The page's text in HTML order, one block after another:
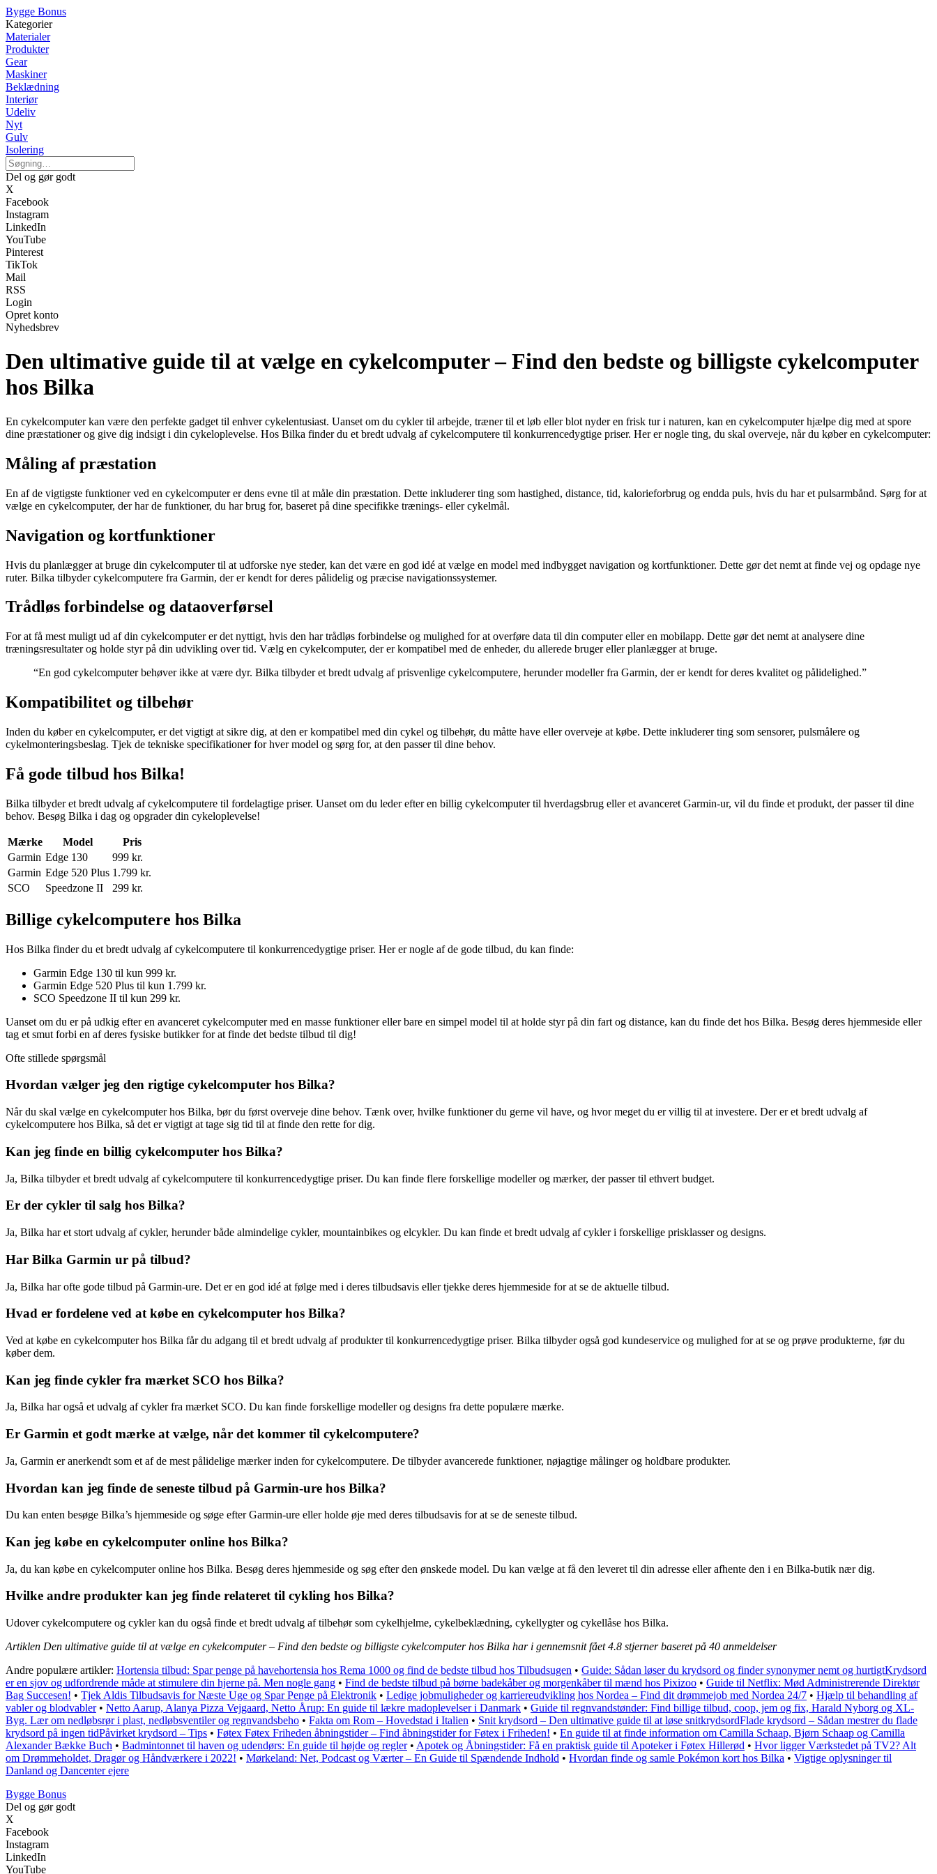
Bygge Bonus
Kategorier
Materialer
Produkter
Gear
Maskiner
Beklædning
Interiør
Udeliv
Nyt
Gulv
Isolering
Del og gør godt
X
Facebook
Instagram
LinkedIn
YouTube
Pinterest
TikTok
Mail
RSS
Login
Opret konto
Nyhedsbrev
Den ultimative guide til at vælge en cykelcomputer – Find den bedste og billigste cykelcomputer
hos Bilka
En cykelcomputer kan være den perfekte gadget til enhver cykelentusiast. Uanset om du cykler til arbejde, træner til et løb eller blot nyder en frisk tur i naturen, kan en cykelcomputer hjælpe dig med at spore
dine præstationer og give dig indsigt i din cykeloplevelse. Hos Bilka finder du et bredt udvalg af cykelcomputere til konkurrencedygtige priser. Her er nogle ting, du skal overveje, når du køber en cykelcomputer:
Måling af præstation
En af de vigtigste funktioner ved en cykelcomputer er dens evne til at måle din præstation. Dette inkluderer ting som hastighed, distance, tid, kalorieforbrug og endda puls, hvis du har et pulsarmbånd. Sørg for at
vælge en cykelcomputer, der har de funktioner, du har brug for, baseret på dine specifikke trænings- eller cykelmål.
Navigation og kortfunktioner
Hvis du planlægger at bruge din cykelcomputer til at udforske nye steder, kan det være en god idé at vælge en model med indbygget navigation og kortfunktioner. Dette gør det nemt at finde vej og opdage nye
ruter. Bilka tilbyder cykelcomputere fra Garmin, der er kendt for deres pålidelig og præcise navigationssystemer.
Trådløs forbindelse og dataoverførsel
For at få mest muligt ud af din cykelcomputer er det nyttigt, hvis den har trådløs forbindelse og mulighed for at overføre data til din computer eller en mobilapp. Dette gør det nemt at analysere dine
træningsresultater og holde styr på din udvikling over tid. Vælg en cykelcomputer, der er kompatibel med de enheder, du allerede bruger eller planlægger at bruge.
“En god cykelcomputer behøver ikke at være dyr. Bilka tilbyder et bredt udvalg af prisvenlige cykelcomputere, herunder modeller fra Garmin, der er kendt for deres kvalitet og pålidelighed.”
Kompatibilitet og tilbehør
Inden du køber en cykelcomputer, er det vigtigt at sikre dig, at den er kompatibel med din cykel og tilbehør, du måtte have eller overveje at købe. Dette inkluderer ting som sensorer, pulsmålere og
cykelmonteringsbeslag. Tjek de tekniske specifikationer for hver model og sørg for, at den passer til dine behov.
Få gode tilbud hos Bilka!
Bilka tilbyder et bredt udvalg af cykelcomputere til fordelagtige priser. Uanset om du leder efter en billig cykelcomputer til hverdagsbrug eller et avanceret Garmin-ur, vil du finde et produkt, der passer til dine
behov. Besøg Bilka i dag og opgrader din cykeloplevelse!
Mærke Model
Pris
Garmin Edge 130
999 kr.
Garmin Edge 520 Plus 1.799 kr.
SCO
Speedzone II 299 kr.
Billige cykelcomputere hos Bilka
Hos Bilka finder du et bredt udvalg af cykelcomputere til konkurrencedygtige priser. Her er nogle af de gode tilbud, du kan finde:
Garmin Edge 130 til kun 999 kr.
Garmin Edge 520 Plus til kun 1.799 kr.
SCO Speedzone II til kun 299 kr.
Uanset om du er på udkig efter en avanceret cykelcomputer med en masse funktioner eller bare en simpel model til at holde styr på din fart og distance, kan du finde det hos Bilka. Besøg deres hjemmeside eller
tag et smut forbi en af deres fysiske butikker for at finde det bedste tilbud til dig!
Ofte stillede spørgsmål
Hvordan vælger jeg den rigtige cykelcomputer hos Bilka?
Når du skal vælge en cykelcomputer hos Bilka, bør du først overveje dine behov. Tænk over, hvilke funktioner du gerne vil have, og hvor meget du er villig til at investere. Der er et bredt udvalg af
cykelcomputere hos Bilka, så det er vigtigt at tage sig tid til at finde den rette for dig.
Kan jeg finde en billig cykelcomputer hos Bilka?
Ja, Bilka tilbyder et bredt udvalg af cykelcomputere til konkurrencedygtige priser. Du kan finde flere forskellige modeller og mærker, der passer til ethvert budget.
Er der cykler til salg hos Bilka?
Ja, Bilka har et stort udvalg af cykler, herunder både almindelige cykler, mountainbikes og elcykler. Du kan finde et bredt udvalg af cykler i forskellige prisklasser og designs.
Har Bilka Garmin ur på tilbud?
Ja, Bilka har ofte gode tilbud på Garmin-ure. Det er en god idé at følge med i deres tilbudsavis eller tjekke deres hjemmeside for at se de aktuelle tilbud.
Hvad er fordelene ved at købe en cykelcomputer hos Bilka?
Ved at købe en cykelcomputer hos Bilka får du adgang til et bredt udvalg af produkter til konkurrencedygtige priser. Bilka tilbyder også god kundeservice og mulighed for at se og prøve produkterne, før du
køber dem.
Kan jeg finde cykler fra mærket SCO hos Bilka?
Ja, Bilka har også et udvalg af cykler fra mærket SCO. Du kan finde forskellige modeller og designs fra dette populære mærke.
Er Garmin et godt mærke at vælge, når det kommer til cykelcomputere?
Ja, Garmin er anerkendt som et af de mest pålidelige mærker inden for cykelcomputere. De tilbyder avancerede funktioner, nøjagtige målinger og holdbare produkter.
Hvordan kan jeg finde de seneste tilbud på Garmin-ure hos Bilka?
Du kan enten besøge Bilka’s hjemmeside og søge efter Garmin-ure eller holde øje med deres tilbudsavis for at se de seneste tilbud.
Kan jeg købe en cykelcomputer online hos Bilka?
Ja, du kan købe en cykelcomputer online hos Bilka. Besøg deres hjemmeside og søg efter den ønskede model. Du kan vælge at få den leveret til din adresse eller afhente den i en Bilka-butik nær dig.
Hvilke andre produkter kan jeg finde relateret til cykling hos Bilka?
Udover cykelcomputere og cykler kan du også finde et bredt udvalg af tilbehør som cykelhjelme, cykelbeklædning, cykellygter og cykellåse hos Bilka.
Artiklen Den ultimative guide til at vælge en cykelcomputer – Find den bedste og billigste cykelcomputer hos Bilka har i gennemsnit fået4.8 stjerner baseret på 40 anmeldelser
Andre populære artikler: Hortensia tilbud: Spar penge på havehortensia hos Rema 1000 og find de bedste tilbud hos Tilbudsugen • Guide: Sådan løser du krydsord og finder synonymer nemt og hurtigtKrydsord
er en sjov og udfordrende måde at stimulere din hjerne på. Men nogle gang • Find de bedste tilbud på børne badekåber og morgenkåber til mænd hos Pixizoo • Guide til Netflix: Mød Administrerende Direktør
Bag Succesen! • Tjek Aldis Tilbudsavis for Næste Uge og Spar Penge på Elektronik • Ledige jobmuligheder og karriereudvikling hos Nordea – Find dit drømmejob med Nordea 24/7 • Hjælp til behandling af
vabler og blodvabler• Netto Aarup, Alanya Pizza Vejgaard, Netto Årup: En guide til lækre madoplevelser i Danmark • Guide til regnvandstønder: Find billige tilbud, coop, jem og fix, Harald Nyborg og XL-
Byg. Lær om nedløbsrør i plast, nedløbsventiler og regnvandsbeho • Fakta om Rom – Hovedstad i Italien • Snit krydsord – Den ultimative guide til at løse snitkrydsordFlade krydsord – Sådan mestrer du flade
krydsord på ingen tidPåvirket krydsord – Tips • Føtex Føtex Friheden åbningstider – Find åbningstider for Føtex i Friheden! • En guide til at finde information om Camilla Schaap, Bjørn Schaap og Camilla
Alexander Bække Buch • Badmintonnet til haven og udendørs: En guide til højde og regler• Apotek og Åbningstider: Få en praktisk guide til Apoteker i Føtex Hillerød • Hvor ligger Værkstedet på TV2? Alt
om Drømmeholdet, Dragør og Håndværkere i 2022! • Mørkeland: Net, Podcast og Værter – En Guide til Spændende Indhold • Hvordan finde og samle Pokémon kort hos Bilka • Vigtige oplysninger til
Danland og Dancenter ejere
Bygge Bonus
Del og gør godt
X
Facebook
Instagram
LinkedIn
YouTube